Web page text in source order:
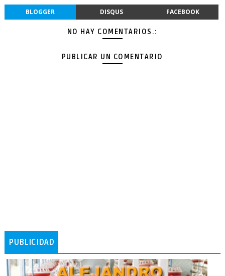
BLOGGER DISQUS FACEBOOK
NO HAY COMENTARIOS.:
PUBLICAR UN COMENTARIO
PUBLICIDAD